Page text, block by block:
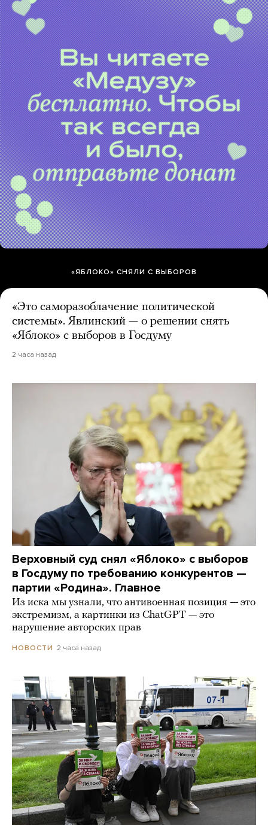
«ЯБЛОКО» СНЯЛИ С ВЫБОРОВ
«Это саморазоблачение политической
системы». Явлинский — о решении снять
«Яблоко» с выборов в Госдуму
2 часа назад
Верховный суд снял «Яблоко» с выборов
в Госдуму по требованию конкурентов —
партии «Родина». Главное
Из иска мы узнали, что антивоенная позиция — это
экстремизм, а картинки из СhatGPT — это
нарушение авторских прав
НОВОСТИ 2 часа назад